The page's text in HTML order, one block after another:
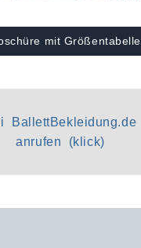
mit Größentabelle
BallettBekleidung.de
anrufen (klick)